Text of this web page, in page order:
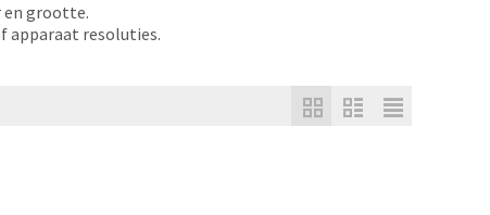
en grootte.
apparaat resoluties.